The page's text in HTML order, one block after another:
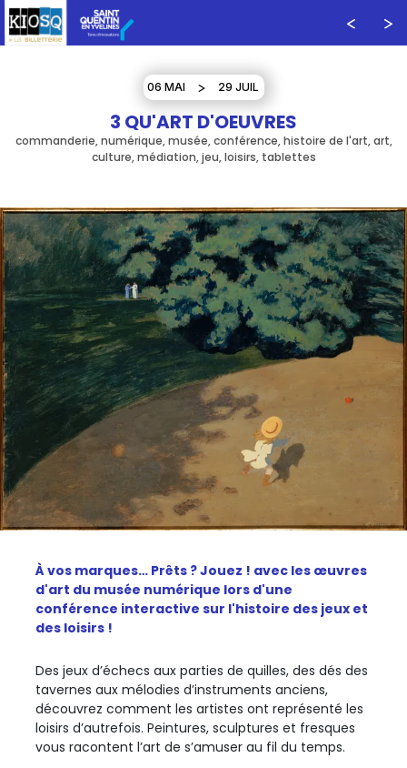
06 MAI 29 JUIL
3 QU'ART D'OEUVRES
commanderie, numérique, musée, conférence, histoire de l'art, art,
culture, médiation, jeu, loisirs, tablettes
À vos marques… Prêts ? Jouez ! avec les œuvres
d'art du musée numérique lors d'une
conférence interactive sur l'histoire des jeux et
des loisirs !
Des jeux d’échecs aux parties de quilles, des dés des
tavernes aux mélodies d’instruments anciens,
découvrez comment les artistes ont représenté les
loisirs d’autrefois. Peintures, sculptures et fresques
vous racontent l’art de s’amuser au fil du temps.